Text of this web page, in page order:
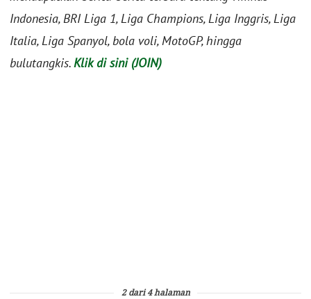
Indonesia, BRI Liga 1, Liga Champions, Liga Inggris, Liga
Italia, Liga Spanyol, bola voli, MotoGP, hingga
bulutangkis.Klik di sini (JOIN)
2 dari 4 halaman